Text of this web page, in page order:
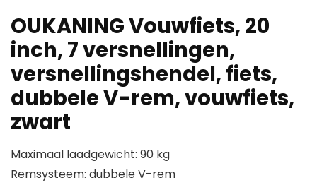
OUKANING Vouwfiets, 20
inch, 7 versnellingen,
versnellingshendel, fiets,
dubbele V-rem, vouwfiets,
zwart
Maximaal laadgewicht: 90 kg
Remsysteem: dubbele V-rem